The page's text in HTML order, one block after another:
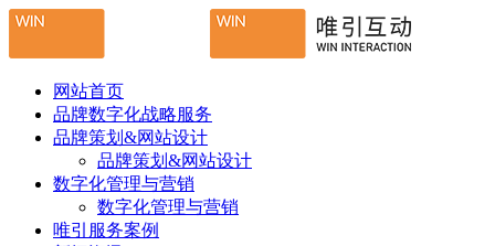
网站首页
品牌数字化战略服务
品牌策划&网站设计
品牌策划&网站设计
数字化管理与营销
数字化管理与营销
唯引服务案例